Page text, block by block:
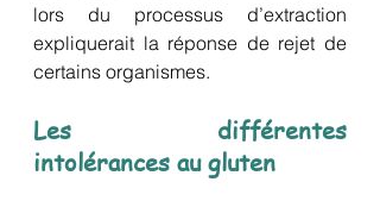
lors du processus d’extraction
expliquerait la réponse de rejet de
certains organismes.
Les différentes
intolérances au gluten